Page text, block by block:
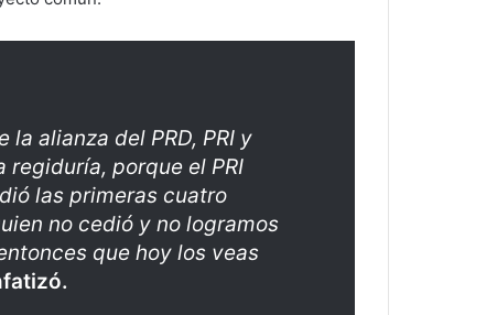
alianza del PRD, PRI y
regiduría, porque el PRI
las primeras cuatro
no cedió y no logramos
que hoy los veas